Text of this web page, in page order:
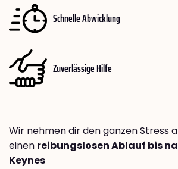
Schnelle Abwicklung
Zuverlässige Hilfe
Wir nehmen dir den ganzen Stress
einen reibungslosen Ablauf bis
Keynes